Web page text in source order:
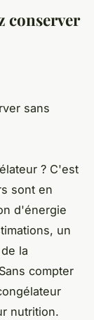
conserver
sans
? C'est
sont en
d'énergie
un
la
compter
nutrition.